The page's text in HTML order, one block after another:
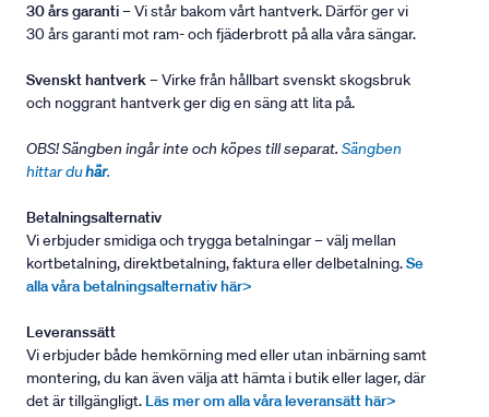
30 års garanti– Vi står bakom vårt hantverk. Därför ger vi
30 års garanti mot ram- och fjäderbrott på alla våra sängar.
Svenskt hantverk– Virke från hållbart svenskt skogsbruk
och noggrant hantverk ger dig en säng att lita på.
OBS! Sängben ingår inte och köpes till separat. Sängben
hittar duhär.
Betalningsalternativ
Vi erbjuder smidiga och trygga betalningar – välj mellan
kortbetalning, direktbetalning, faktura eller delbetalning.Se
alla våra betalningsalternativ här>
Leveranssätt
Vi erbjuder både hemkörning med eller utan inbärning samt
montering, du kan även välja att hämta i butik eller lager, där
det är tillgängligt. Läs mer om alla våra leveransätt här>